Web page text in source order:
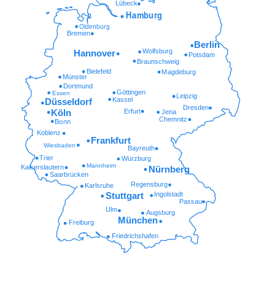
Friedrichshafen
Freiburg
Augsburg
Ulm
Passau
Ingolstadt
Regensburg
Karlsruhe
Saarbrücken
Kaiserslautern Mannheim
Würzburg
Trier
Wiesbaden Bayreuth
Koblenz
Chemnitz
Bonn
Erfurt Jena
Dresden
Kassel
Göttingen
Essen
Dortmund
Münster
Magdeburg
Bielefeld
Braunschweig
Potsdam
Wolfsburg
Oldenburg
Lübeck
München
Stuttgart
Nürnberg
Frankfurt
Köln
Düsseldorf
Leipzig
Hannover
Berlin
Bremen
Hamburg